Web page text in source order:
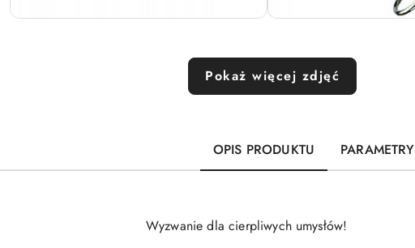
Pokaż więcej zdjęć
OPIS PRODUKTU PARAMETRY
Wyzwanie dla cierpliwych umysłów!